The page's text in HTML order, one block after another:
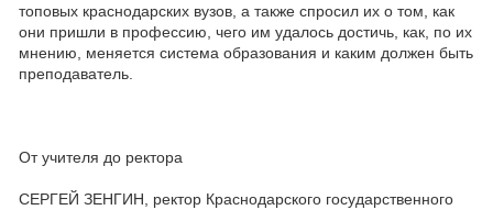
топовых краснодарских вузов, а также спросил их о том, как
они пришли в профессию, чего им удалось достичь, как, по их
мнению, меняется система образования и каким должен быть
преподаватель.
От учителя до ректора
СЕРГЕЙ ЗЕНГИН, ректор Краснодарского государственного